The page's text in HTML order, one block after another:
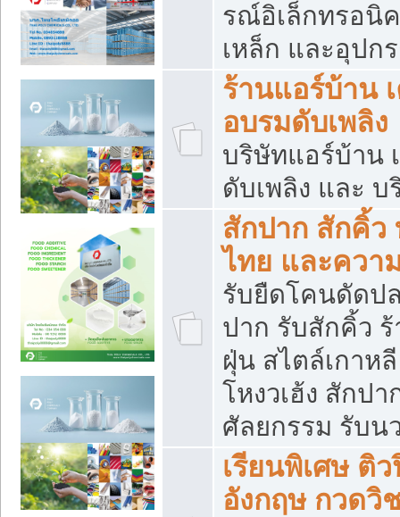
รณ์อิเล็กทรอนิ
เหล็ก และอุปก
ร้านแอร์บ้าน
อบรมดับเพลิง
บริษัทแอร์บ้าน
ดับเพลิง และ
สักปาก สักคิ้
ไทย และควา
รับยืดโคนดัดป
ปาก รับสักคิ้ว
ฝุ่น สไตล์เกาห
โหงวเฮ้ง สักป
ศัลยกรรม รับน
เรียนพิเศษ ติ
อังกฤษ กวดวิ